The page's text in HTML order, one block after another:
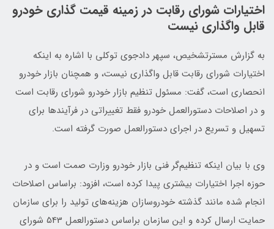
اختیارات شورای رقابت در زمینه قیمت گذاری خودرو
قابل واگذاری نیست
به گزارش مسترتشخیص، سپهر دادجوی توکلی با اشاره به اینکه
اختیارات شورای رقابت قابل واگذاری نیست، و همچنان بازار خودرو
انحصاری است، گفت: مسئول تنظیم بازار خودرو شورای رقابت است
و در اصلاحات دستورالعمل خودرو فقط تغییراتی در فرآیندها برای
تسهیل و تسریع در اجرای دستورالعمل صورت گرفته است.
وی با بیان اینکه تنظیم‌گر فنی بازار خودرو وزارت صمت است و در
حوزه اجرا اختیارات بیشتری پیدا کرده است، افزود: براساس اصلاحات
انجام شده مانند گذشته خودروسازان هزینه‌های تولید را برای سازمان
حمایت ارسال کرده و این سازمان براساس دستورالعمل 543 شورای